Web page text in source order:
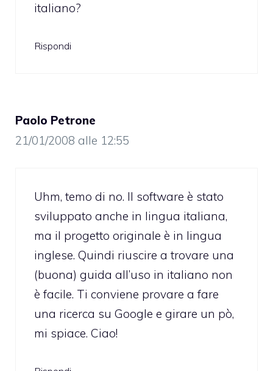
italiano?
Rispondi
Paolo Petrone
21/01/2008 alle 12:55
Uhm, temo di no. Il software è stato
sviluppato anche in lingua italiana,
ma il progetto originale è in lingua
inglese. Quindi riuscire a trovare una
(buona) guida all’uso in italiano non
è facile. Ti conviene provare a fare
una ricerca su Google e girare un pò,
mi spiace. Ciao!